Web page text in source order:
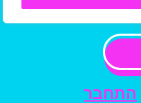
התחבר